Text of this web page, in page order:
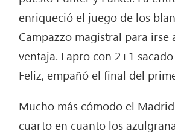
enriqueció el juego de los
Campazzo magistral para irse
ventaja. Lapro con 2+1
Feliz, empañó el final del
Mucho más cómodo el
cuarto en cuanto los